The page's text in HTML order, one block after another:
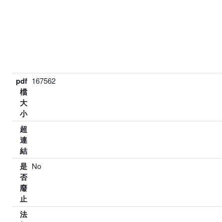
pdf
檔
大
小
167562
超
連
結
是
否
廢
止
No
法